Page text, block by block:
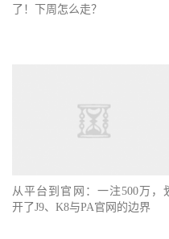
了！下周怎么走？
从平台到官网：一注500万，
开了J9、K8与PA官网的边界